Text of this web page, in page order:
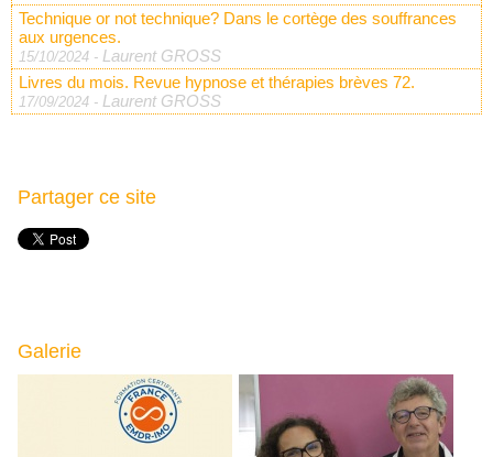
Technique or not technique? Dans le cortège des souffrances
aux urgences.
15/10/2024 - Laurent GROSS
Livres du mois. Revue hypnose et thérapies brèves 72.
17/09/2024 - Laurent GROSS
Partager ce site
Galerie